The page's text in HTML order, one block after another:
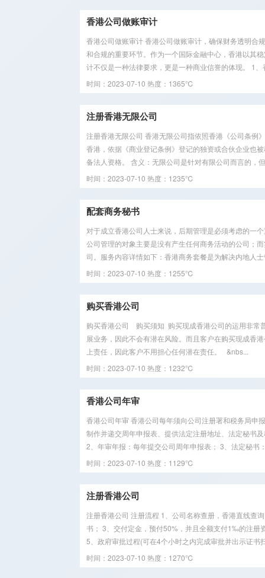
香港公司做账审计
香港公司做账审计 香港公司做账审计，确保财务透明合
和合规的重要环节。作为一个国际金融中心，香港以其
计不仅是一种法律要求，更是一种商业信誉的体现。 1
时间：2023-07-10 热度：1365℃
注册香港无限公司
注册香港无限公司 香港无限公司指依照香港《公司条例
香港，依据《商业登记条例》登记的独资或合伙企业也
备法人资格。 含义：无限公司是针对有限公司而言的，
时间：2023-07-10 热度：1235℃
配套商务秘书
对于成立香港公司人士来说，后期管理是必须考虑的一
公司管理的对象主要是没有产生任何商务活动的公司；
司。服务内容详情如下：香港商务套餐是为解决内地人
时间：2023-07-10 热度：1255℃
购买香港公司
购买香港公司 购买须知 购买现成香港公司的运用非常
展业务，因此不会有潜在风险。而且客户在购买现成香
上责任，因此客户不用担心任何潜在责任。 &nbs...
时间：2023-07-10 热度：1232℃
香港公司年审
香港公司年审 香港公司每年须向公司注册署和税务局申
制作并递交周年申报表、提供法定注册地址、法定秘书
2、年审年报：每年提交公司周年申报表； 3、法定秘书
时间：2023-07-10 热度：1129℃
注册香港公司
注册香港公司 注册流程 1、公司名称查册，香港直线查
书； 3、交付定金，预付50%，并且全额支付1‰的注册
5、政府审批过程(可在4个小时之内完成审批并出示证书
时间：2023-07-10 热度：1270℃